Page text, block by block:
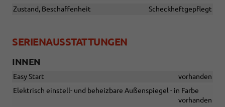
Zustand, Beschaffenheit
Scheckheftgepflegt
SERIENAUSSTATTUNGEN
INNEN
Easy Start
vorhanden
Elektrisch einstell- und beheizbare Außenspiegel - in Farbe
vorhanden